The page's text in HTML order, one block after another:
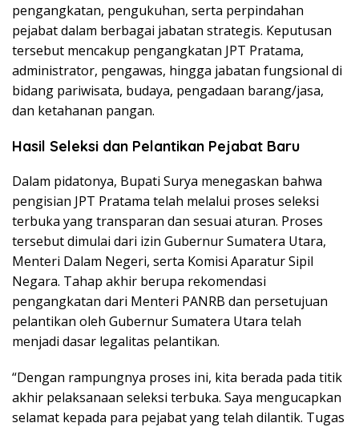
pengangkatan, pengukuhan, serta perpindahan
pejabat dalam berbagai jabatan strategis. Keputusan
tersebut mencakup pengangkatan JPT Pratama,
administrator, pengawas, hingga jabatan fungsional di
bidang pariwisata, budaya, pengadaan barang/jasa,
dan ketahanan pangan.
Hasil Seleksi dan Pelantikan Pejabat Baru
Dalam pidatonya, Bupati Surya menegaskan bahwa
pengisian JPT Pratama telah melalui proses seleksi
terbuka yang transparan dan sesuai aturan. Proses
tersebut dimulai dari izin Gubernur Sumatera Utara,
Menteri Dalam Negeri, serta Komisi Aparatur Sipil
Negara. Tahap akhir berupa rekomendasi
pengangkatan dari Menteri PANRB dan persetujuan
pelantikan oleh Gubernur Sumatera Utara telah
menjadi dasar legalitas pelantikan.
“Dengan rampungnya proses ini, kita berada pada titik
akhir pelaksanaan seleksi terbuka. Saya mengucapkan
selamat kepada para pejabat yang telah dilantik. Tugas